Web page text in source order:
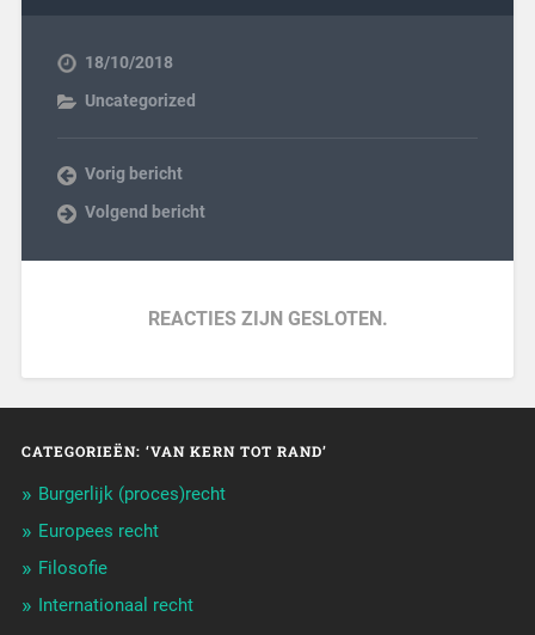
18/10/2018
Uncategorized
Vorig bericht
Volgend bericht
REACTIES ZIJN GESLOTEN.
CATEGORIEËN: ‘VAN KERN TOT RAND’
Burgerlijk (proces)recht
Europees recht
Filosofie
Internationaal recht